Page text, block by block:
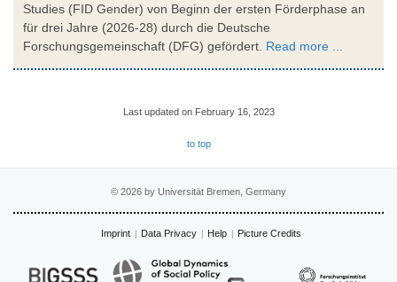
Studies (FID Gender) von Beginn der ersten Förderphase an
für drei Jahre (2026-28) durch die Deutsche
Forschungsgemeinschaft (DFG) gefördert. Read more ...
Last updated on February 16, 2023
to top
© 2026 by Universität Bremen, Germany
Imprint Data Privacy Help Picture Credits